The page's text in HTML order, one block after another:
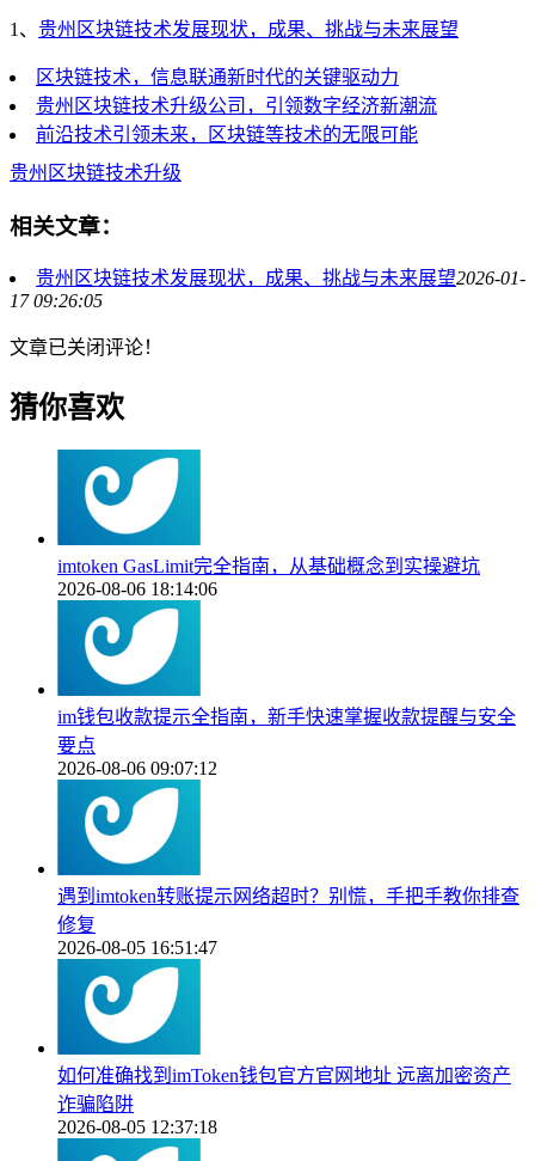
1、 贵州区块链技术发展现状，成果、挑战与未来展望
区块链技术，信息联通新时代的关键驱动力
贵州区块链技术升级公司，引领数字经济新潮流
前沿技术引领未来，区块链等技术的无限可能
贵州 区块链技术升级
相关文章：
贵州区块链技术发展现状，成果、挑战与未来展望2026-01-
17 09:26:05
文章已关闭评论！
猜你喜欢
imtoken GasLimit完全指南，从基础概念到实操避坑
2026-08-06 18:14:06
im钱包收款提示全指南，新手快速掌握收款提醒与安全
要点
2026-08-06 09:07:12
遇到imtoken转账提示网络超时？别慌，手把手教你排查
修复
2026-08-05 16:51:47
如何准确找到imToken钱包官方官网地址 远离加密资产
诈骗陷阱
2026-08-05 12:37:18